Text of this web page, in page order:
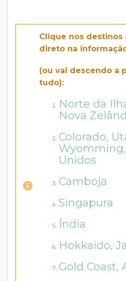
Clique nos destinos
direto na
(ou vai descendo a
tudo):
Norte da
Nova
Colorado,
Unidos
Camboja
Singapura
Índia
Hokkaido,
Gold Coast,